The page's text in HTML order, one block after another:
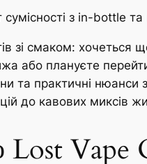
з in-bottle
зі смаком: хочеться
або плануєте
та практичні
до кавових миксів
Lost Vape